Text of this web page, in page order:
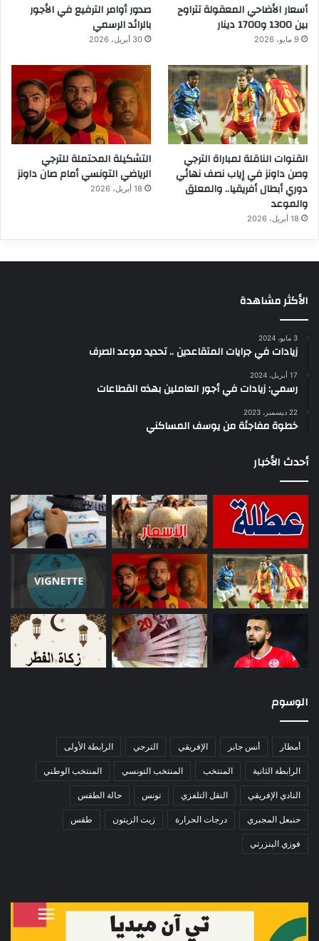
أسعار الأضاحي المعقولة تتراوح
بين 1300 و1700 دينار
9 مايو، 2026
صدور أوامر الترفيع في الأجور
بالرائد الرسمي
30 أبريل، 2026
القنوات الناقلة لمباراة الترجي
وصن داونز في إياب نصف نهائي
دوري أبطال أفريقيا.. والمعلق
والموعد
18 أبريل، 2026
التشكيلة المحتملة للترجي
الرياضي التونسي أمام صان داونز
18 أبريل، 2026
الأكثر مشاهدة
3 مايو، 2024
زيادات في جرايات المتقاعدين .. تحديد موعد الصرف
17 أبريل، 2024
رسمي: زيادات في أجور العاملين بهذه القطاعات
22 ديسمبر، 2023
خطوة مفاجئة من يوسف المساكني
أحدث الأخبار
الوسوم
أمطار أنس جابر الإفريقي الترجي الرابطة الأولى
الرابطة الثانية المنتخب المنتخب التونسي المنتخب الوطني
النادي الإفريقي النقل التلفزي تونس حالة الطقس
حنبعل المجبري درجات الحرارة زيت الزيتون طقس
فوزي البنزرتي